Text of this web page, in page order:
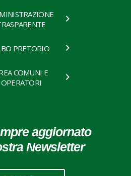
PRETORIO
COMUNI E
OPERATORI
aggiornato
Newsletter